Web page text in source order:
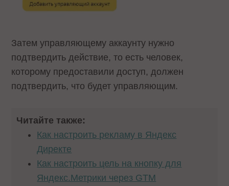
Затем управляющему аккаунту нужно
подтвердить действие, то есть человек,
которому предоставили доступ, должен
подтвердить, что будет управляющим.
Читайте также:
Как настроить рекламу в Яндекс
Директе
Как настроить цель на кнопку для
Яндекс.Метрики через GTM